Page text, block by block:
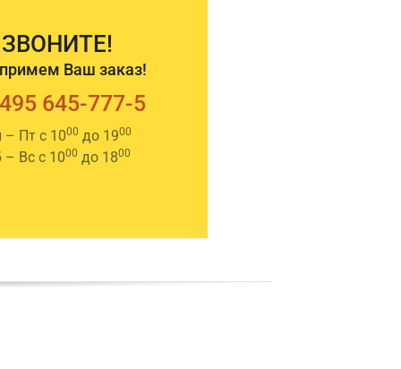
ЗВОНИТЕ!
Ваш заказ!
645-777-5
– Пт с 1000 до 1900
– Вс с 1000 до 1800